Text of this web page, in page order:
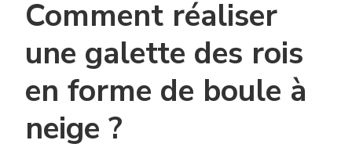
Comment réaliser
une galette des rois
en forme de boule à
neige ?